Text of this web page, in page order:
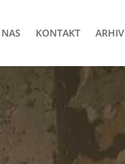
KONTAKT ARHIV